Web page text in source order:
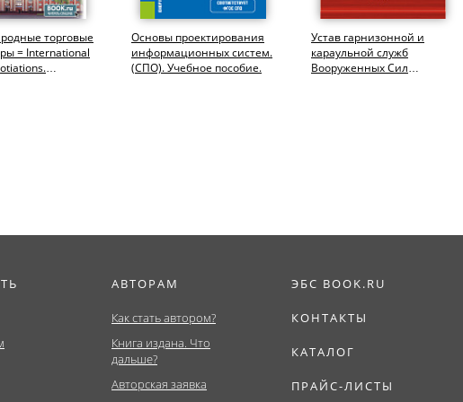
торговые
= International
Основы проектирования
информационных систем.
(СПО). Учебное пособие.
Устав гарнизонной и
караульной служб
Вооруженных Сил
АВТОРАМ
Как стать автором?
Книга издана. Что
дальше?
Авторская заявка
ЭБС BOOK.RU
КОНТАКТЫ
КАТАЛОГ
ПРАЙС-ЛИСТЫ